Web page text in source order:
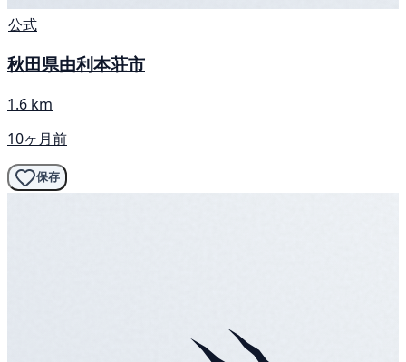
公式
秋田県由利本荘市
1.6 km
10ヶ月前
保存